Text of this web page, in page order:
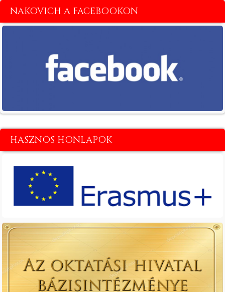
NAKOVICH A FACEBOOKON
HASZNOS HONLAPOK